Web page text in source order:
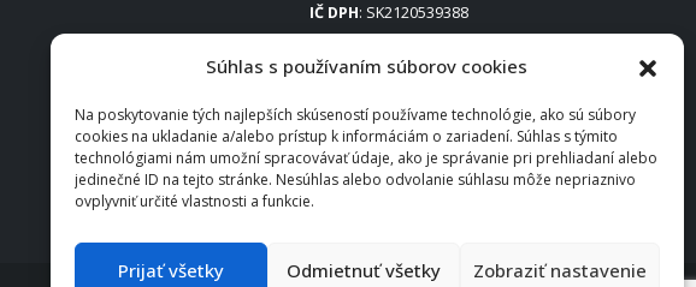
Súhlas s používaním súborov cookies
Na poskytovanie tých najlepších skúseností používame technológie, ako sú súbory
cookies na ukladanie a/alebo prístup k informáciám o zariadení. Súhlas s týmito
technológiami nám umožní spracovávať údaje, ako je správanie pri prehliadaní alebo
jedinečné ID na tejto stránke. Nesúhlas alebo odvolanie súhlasu môže nepriaznivo
ovplyvniť určité vlastnosti a funkcie.
Prijať všetky Odmietnuť všetky Zobraziť nastavenie
IČ DPH: SK2120539388